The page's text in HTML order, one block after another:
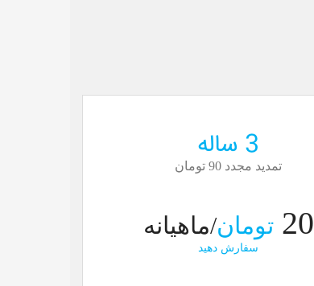
3 ساله
تمدید مجدد 90 تومان
20 تومان/ماهیانه
سفارش دهید